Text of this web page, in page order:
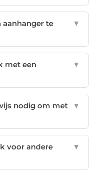
aanhanger te
▼
met een
▼
nodig om met
▼
voor andere
▼